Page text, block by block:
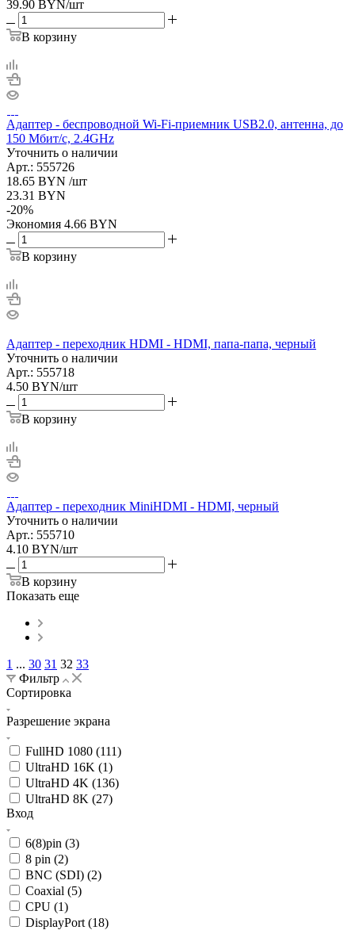
39.90 BYN/шт
В корзину
Адаптер - беспроводной Wi-Fi-приемник USB2.0, антенна, до
150 Мбит/с, 2.4GHz
Уточнить о наличии
Арт.: 555726
18.65 BYN /шт
23.31 BYN
-20%
Экономия 4.66 BYN
В корзину
Адаптер - переходник HDMI - HDMI, папа-папа, черный
Уточнить о наличии
Арт.: 555718
4.50 BYN/шт
В корзину
Адаптер - переходник MiniHDMI - HDMI, черный
Уточнить о наличии
Арт.: 555710
4.10 BYN/шт
В корзину
Показать еще
1 ... 30 31 32 33
Фильтр
Сортировка
Разрешение экрана
FullHD 1080 (111)
UltraHD 16K (1)
UltraHD 4K (136)
UltraHD 8K (27)
Вход
6(8)pin (3)
8 pin (2)
BNC (SDI) (2)
Coaxial (5)
CPU (1)
DisplayPort (18)